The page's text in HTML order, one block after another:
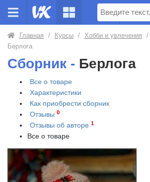
Поиск
Главная / Курсы / Хобби и увлечения /
Берлога
Сборник - Берлога
Все о товаре
Характеристики
Как приобрести сборник
Отзывы 0
Отзывы об авторе 1
Все о товаре